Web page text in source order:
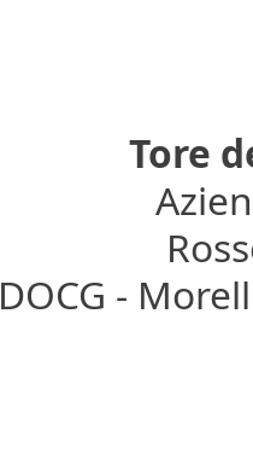
Tore
DOCG -